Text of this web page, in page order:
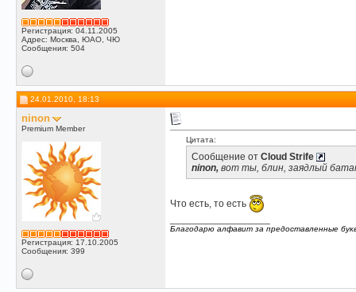
Регистрация: 04.11.2005
Адрес: Москва, ЮАО, ЧЮ
Сообщения: 504
24.01.2010, 18:13
ninon
Premium Member
Регистрация: 17.10.2005
Сообщения: 399
Цитата:
Сообщение от Cloud Strife
ninon, вот ты, блин, заядлый
Что есть, то есть
Благодарю алфавит за предоставленные